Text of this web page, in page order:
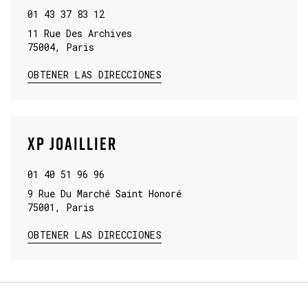
01 43 37 83 12
11 Rue Des Archives
75004, Paris
OBTENER LAS DIRECCIONES
LINK OPENS IN NEW TAB
XP JOAILLIER
01 40 51 96 96
9 Rue Du Marché Saint Honoré
75001 , Paris
OBTENER LAS DIRECCIONES
LINK OPENS IN NEW TAB